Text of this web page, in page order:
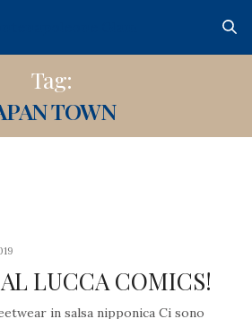
Tag:
TOWN
LUCCA COMICS!
in salsa nipponica Ci sono